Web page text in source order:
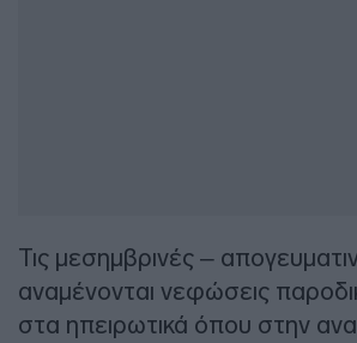
Τις μεσημβρινές –
αναμένονται νεφώσεις
στα ηπειρωτικά όπου στην